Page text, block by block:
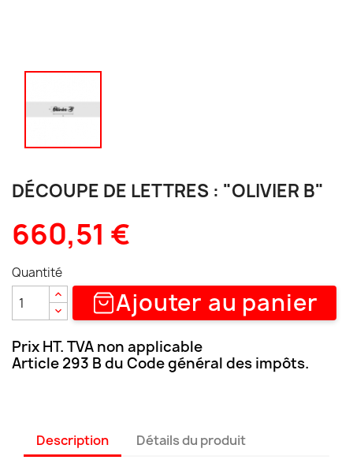
DÉCOUPE DE LETTRES : "OLIVIER B"
660,51 €
Quantité
Ajouter au panier
Prix HT. TVA non applicable
Article 293 B du Code général des impôts.
Description Détails du produit